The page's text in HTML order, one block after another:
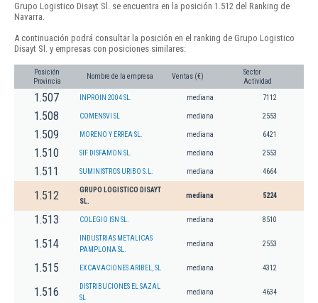
Grupo Logistico Disayt Sl. se encuentra en la posición 1.512 del Ranking de
Navarra.
A continuación podrá consultar la posición en el ranking de Grupo Logistico
Disayt Sl. y empresas con posiciones similares:
Posición
Provincia
Nombre de la empresa Ventas (€)
Sector
Actividad
1.507 INPROIN 2004 SL. mediana 7112
1.508 COMENSVI SL mediana 2553
1.509 MORENO Y ERREA SL. mediana 6421
1.510 SIF DISFAMON SL. mediana 2553
1.511 SUMINISTROS URIBO S.L. mediana 4664
1.512
GRUPO LOGISTICO DISAYT
SL.
mediana 5224
1.513 COLEGIO ISN SL. mediana 8510
1.514
INDUSTRIAS METALICAS
PAMPLONA SL.
mediana 2553
1.515 EXCAVACIONES ARIBEL, SL mediana 4312
1.516
DISTRIBUCIONES EL SAZAL
SL
mediana 4634